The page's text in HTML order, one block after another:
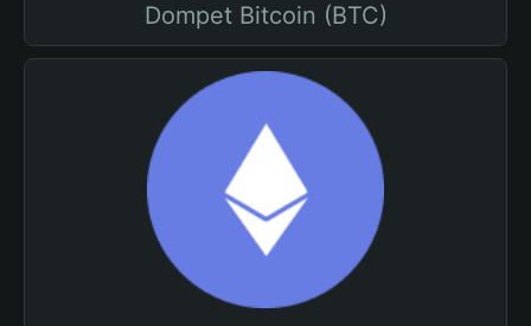
Dompet Bitcoin (BTC)